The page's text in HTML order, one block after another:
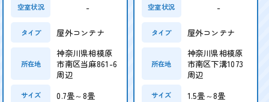
空室状況 -
タイプ 屋外コンテナ
所在地
神奈川県相模原
市南区当麻861-6
周辺
サイズ 0.7畳～8畳
空室状況 -
タイプ 屋外コンテナ
所在地
神奈川県相模原
市南区下溝1073
周辺
サイズ 1.5畳～8畳